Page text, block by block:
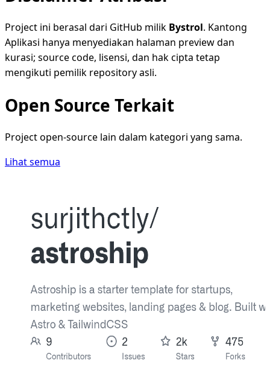
Project ini berasal dari GitHub milik Bystrol. Kantong
Aplikasi hanya menyediakan halaman preview dan
kurasi; source code, lisensi, dan hak cipta tetap
mengikuti pemilik repository asli.
Open Source Terkait
Project open-source lain dalam kategori yang sama.
Lihat semua